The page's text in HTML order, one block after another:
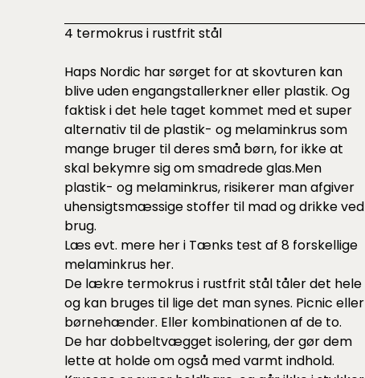
4 termokrus i rustfrit stål
Haps Nordic har sørget for at skovturen kan
blive uden engangstallerkner eller plastik. Og
faktisk i det hele taget kommet med et super
alternativ til de plastik- og melaminkrus som
mange bruger til deres små børn, for ikke at
skal bekymre sig om smadrede glas.Men
plastik- og melaminkrus, risikerer man afgiver
uhensigtsmæssige stoffer til mad og drikke ved
brug.
Læs evt. mere her i Tænks test af 8 forskellige
melaminkrus her.
De lækre termokrus i rustfrit stål tåler det hele
og kan bruges til lige det man synes. Picnic eller
børnehænder. Eller kombinationen af de to.
De har dobbeltvægget isolering, der gør dem
lette at holde om også med varmt indhold.